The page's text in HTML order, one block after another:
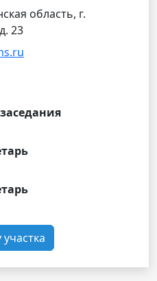
область, г.
23